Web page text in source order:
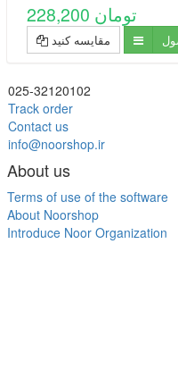
228,200 تومان
مقایسه کنید
025-32120102
Track order
Contact us
info@noorshop.ir
About us
Terms of use of the software
About Noorshop
Introduce Noor Organization